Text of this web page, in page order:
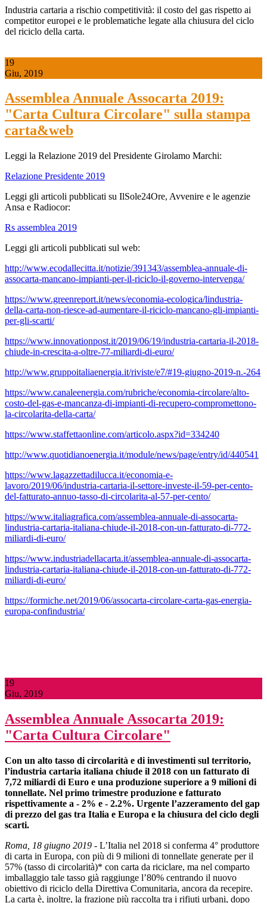
Industria cartaria a rischio competitività: il costo del gas rispetto ai
competitor europei e le problematiche legate alla chiusura del ciclo
del riciclo della carta.
19
Giu, 2019
Assemblea Annuale Assocarta 2019:
"Carta Cultura Circolare" sulla stampa
carta&web
Leggi la Relazione 2019 del Presidente Girolamo Marchi:
Relazione Presidente 2019
Leggi gli articoli pubblicati su IlSole24Ore, Avvenire e le agenzie
Ansa e Radiocor:
Rs assemblea 2019
Leggi gli articoli pubblicati sul web:
http://www.ecodallecitta.it/notizie/391343/assemblea-annuale-di-
assocarta-mancano-impianti-per-il-riciclo-il-governo-intervenga/
https://www.greenreport.it/news/economia-ecologica/lindustria-
della-carta-non-riesce-ad-aumentare-il-riciclo-mancano-gli-impianti-
per-gli-scarti/
https://www.innovationpost.it/2019/06/19/industria-cartaria-il-2018-
chiude-in-crescita-a-oltre-77-miliardi-di-euro/
http://www.gruppoitaliaenergia.it/riviste/e7/#19-giugno-2019-n.-264
https://www.canaleenergia.com/rubriche/economia-circolare/alto-
costo-del-gas-e-mancanza-di-impianti-di-recupero-compromettono-
la-circolarita-della-carta/
https://www.staffettaonline.com/articolo.aspx?id=334240
http://www.quotidianoenergia.it/module/news/page/entry/id/440541
https://www.lagazzettadilucca.it/economia-e-
lavoro/2019/06/industria-cartaria-il-settore-investe-il-59-per-cento-
del-fatturato-annuo-tasso-di-circolarita-al-57-per-cento/
https://www.italiagrafica.com/assemblea-annuale-di-assocarta-
lindustria-cartaria-italiana-chiude-il-2018-con-un-fatturato-di-772-
miliardi-di-euro/
https://www.industriadellacarta.it/assemblea-annuale-di-assocarta-
lindustria-cartaria-italiana-chiude-il-2018-con-un-fatturato-di-772-
miliardi-di-euro/
https://formiche.net/2019/06/assocarta-circolare-carta-gas-energia-
europa-confindustria/
19
Giu, 2019
Assemblea Annuale Assocarta 2019:
"Carta Cultura Circolare"
Con un alto tasso di circolarità e di investimenti sul territorio,
l’industria cartaria italiana chiude il 2018 con un fatturato di
7,72 miliardi di Euro e una produzione superiore a 9 milioni di
tonnellate. Nel primo trimestre produzione e fatturato
rispettivamente a - 2% e - 2.2%. Urgente l’azzeramento del gap
di prezzo del gas tra Italia e Europa e la chiusura del ciclo degli
scarti.
Roma, 18 giugno 2019 - L’Italia nel 2018 si conferma 4° produttore
di carta in Europa, con più di 9 milioni di tonnellate generate per il
57% (tasso di circolarità)* con carta da riciclare, ma nel comparto
imballaggio tale tasso già raggiunge l’80% centrando il nuovo
obiettivo di riciclo della Direttiva Comunitaria, ancora da recepire.
La carta è, inoltre, la frazione più raccolta tra i rifiuti urbani, dopo